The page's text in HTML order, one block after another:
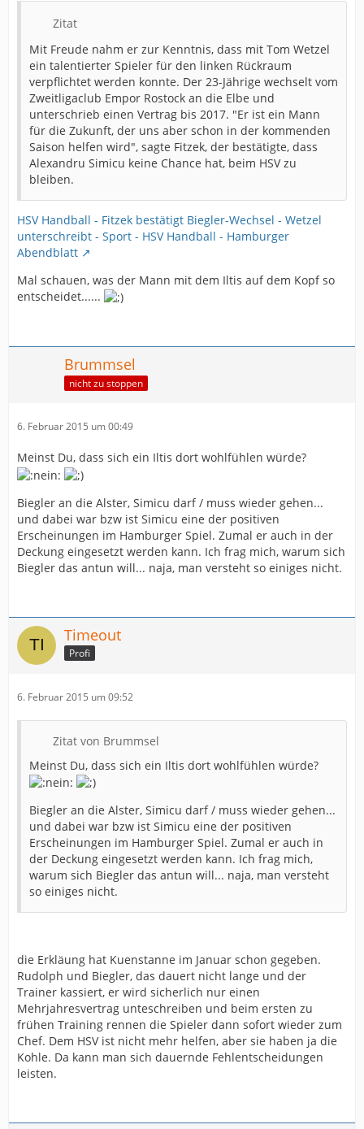
Zitat
Mit Freude nahm er zur Kenntnis, dass mit Tom Wetzel
ein talentierter Spieler für den linken Rückraum
verpflichtet werden konnte. Der 23-Jährige wechselt vom
Zweitligaclub Empor Rostock an die Elbe und
unterschrieb einen Vertrag bis 2017. "Er ist ein Mann
für die Zukunft, der uns aber schon in der kommenden
Saison helfen wird", sagte Fitzek, der bestätigte, dass
Alexandru Simicu keine Chance hat, beim HSV zu
bleiben.
HSV Handball - Fitzek bestätigt Biegler-Wechsel - Wetzel
unterschreibt - Sport - HSV Handball - Hamburger
Abendblatt
Mal schauen, was der Mann mit dem Iltis auf dem Kopf so
entscheidet......
Brummsel
nicht zu stoppen
6. Februar 2015 um 00:49
Meinst Du, dass sich ein Iltis dort wohlfühlen würde?
Biegler an die Alster, Simicu darf / muss wieder gehen...
und dabei war bzw ist Simicu eine der positiven
Erscheinungen im Hamburger Spiel. Zumal er auch in der
Deckung eingesetzt werden kann. Ich frag mich, warum sich
Biegler das antun will... naja, man versteht so einiges nicht.
Timeout
Profi
6. Februar 2015 um 09:52
Zitat von Brummsel
Meinst Du, dass sich ein Iltis dort wohlfühlen würde?
Biegler an die Alster, Simicu darf / muss wieder gehen...
und dabei war bzw ist Simicu eine der positiven
Erscheinungen im Hamburger Spiel. Zumal er auch in
der Deckung eingesetzt werden kann. Ich frag mich,
warum sich Biegler das antun will... naja, man versteht
so einiges nicht.
die Erkläung hat Kuenstanne im Januar schon gegeben.
Rudolph und Biegler, das dauert nicht lange und der
Trainer kassiert, er wird sicherlich nur einen
Mehrjahresvertrag unteschreiben und beim ersten zu
frühen Training rennen die Spieler dann sofort wieder zum
Chef. Dem HSV ist nicht mehr helfen, aber sie haben ja die
Kohle. Da kann man sich dauernde Fehlentscheidungen
leisten.